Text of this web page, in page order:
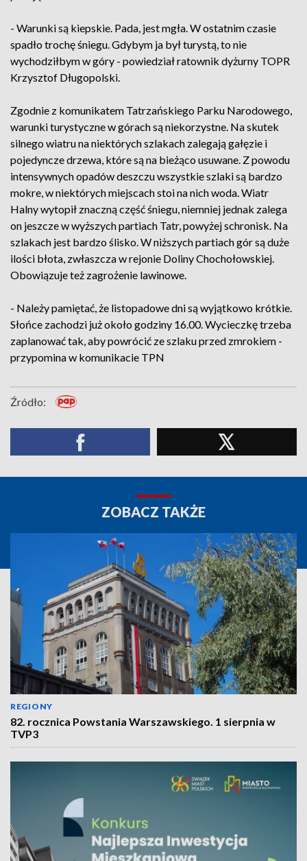
- Warunki są kiepskie. Pada, jest mgła. W ostatnim czasie
spadło trochę śniegu. Gdybym ja był turystą, to nie
wychodziłbym w góry - powiedział ratownik dyżurny TOPR
Krzysztof Długopolski.
Zgodnie z komunikatem Tatrzańskiego Parku Narodowego,
warunki turystyczne w górach są niekorzystne. Na skutek
silnego wiatru na niektórych szlakach zalegają gałęzie i
pojedyncze drzewa, które są na bieżąco usuwane. Z powodu
intensywnych opadów deszczu wszystkie szlaki są bardzo
mokre, w niektórych miejscach stoi na nich woda. Wiatr
Halny wytopił znaczną część śniegu, niemniej jednak zalega
on jeszcze w wyższych partiach Tatr, powyżej schronisk. Na
szlakach jest bardzo ślisko. W niższych partiach gór są duże
ilości błota, zwłaszcza w rejonie Doliny Chochołowskiej.
Obowiązuje też zagrożenie lawinowe.
- Należy pamiętać, że listopadowe dni są wyjątkowo krótkie.
Słońce zachodzi już około godziny 16.00. Wycieczkę trzeba
zaplanować tak, aby powrócić ze szlaku przed zmrokiem -
przypomina w komunikacie TPN
Źródło:
ZOBACZ TAKŻE
REGIONY
82. rocznica Powstania Warszawskiego. 1 sierpnia w
TVP3